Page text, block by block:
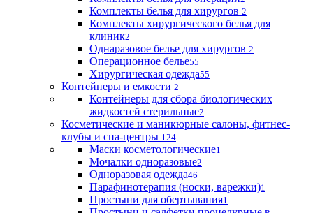
Комплекты белья для хирургов 2
Комплекты хирургического белья для
клиник2
Однаразовое белье для хирургов 2
Операционное белье55
Хирургическая одежда55
Контейнеры и емкости 2
Контейнеры для сбора биологических
жидкостей стерильные2
Косметические и маникюрные салоны, фитнес-
клубы и спа-центры 124
Маски косметологические1
Мочалки одноразовые2
Одноразовая одежда46
Парафинотерапия (носки, варежки)1
Простыни для обертывания1